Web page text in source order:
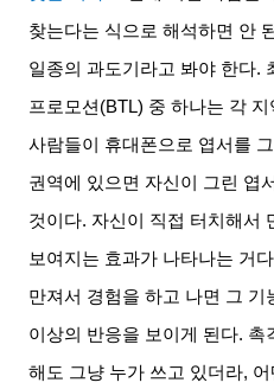
찾는다는 식으로 해석하면 안
일종의 과도기라고 봐야 한다.
프로모션 (BTL) 중 하나는 각
사람들이 휴대폰으로 엽서를
권역에 있으면 자신이 그린 엽
것이다. 자신이 직접 터치해서
보여지는 효과가 나타나는 거다
만져서 경험을 하고 나면 그 기
이상의 반응을 보이게 된다. 촉
해도 그냥 누가 쓰고 있더라,